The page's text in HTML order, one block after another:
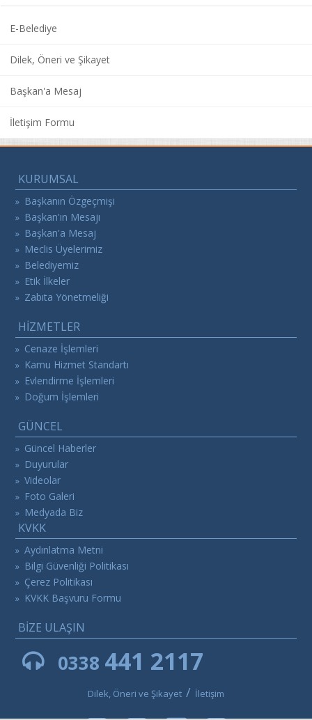
E-Belediye
Dilek, Öneri ve Şikayet
Başkan'a Mesaj
İletişim Formu
KURUMSAL
» Başkanın Özgeçmişi
» Başkan'ın Mesajı
» Başkan'a Mesaj
» Meclis Üyelerimiz
» Belediyemiz
» Etik İlkeler
» Zabıta Yönetmeliği
HİZMETLER
» Cenaze İşlemleri
» Kamu Hizmet Standartı
» Evlendirme İşlemleri
» Doğum İşlemleri
GÜNCEL
» Güncel Haberler
» Duyurular
» Videolar
» Foto Galeri
» Medyada Biz
KVKK
» Aydınlatma Metni
» Bilgi Güvenliği Politikası
» Çerez Politikası
» KVKK Başvuru Formu
BİZE ULAŞIN
0338 441 2117
Dilek, Öneri ve Şikayet / İletişim